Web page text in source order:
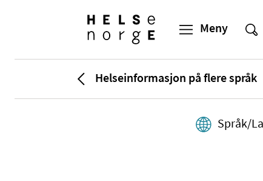
Helseinformasjon på flere språk
Språk/